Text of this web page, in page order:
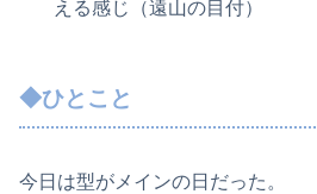
える感じ（遠山の目付）
◆ひとこと
今日は型がメインの日だった。